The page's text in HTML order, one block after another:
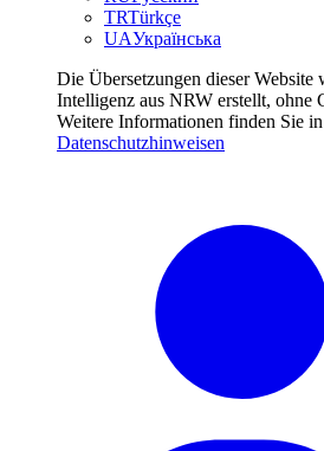
TRTürkçe
UAУкраїнська
Die Übersetzungen dieser Website
Intelligenz aus NRW erstellt, ohne
Weitere Informationen finden Sie
Datenschutzhinweisen